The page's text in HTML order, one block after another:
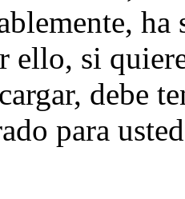
ello, si
debe
para